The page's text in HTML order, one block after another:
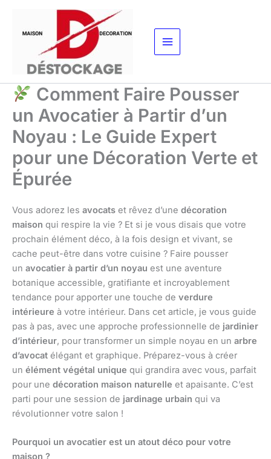
contenu
Comment Faire Pousser
un Avocatier à Partir d’un
Noyau : Le Guide Expert
pour une Décoration Verte et
Épurée
Vous adorez les avocats et rêvez d’une décoration
maison qui respire la vie ? Et si je vous disais que votre
prochain élément déco, à la fois design et vivant, se
cache peut-être dans votre cuisine ? Faire pousser
un avocatier à partir d’un noyau est une aventure
botanique accessible, gratifiante et incroyablement
tendance pour apporter une touche de verdure
intérieure à votre intérieur. Dans cet article, je vous guide
pas à pas, avec une approche professionnelle de jardinier
d’intérieur, pour transformer un simple noyau en un arbre
d’avocat élégant et graphique. Préparez-vous à créer
un élément végétal unique qui grandira avec vous, parfait
pour une décoration maison naturelle et apaisante. C’est
parti pour une session de jardinage urbain qui va
révolutionner votre salon !
Pourquoi un avocatier est un atout déco pour votre
maison ?